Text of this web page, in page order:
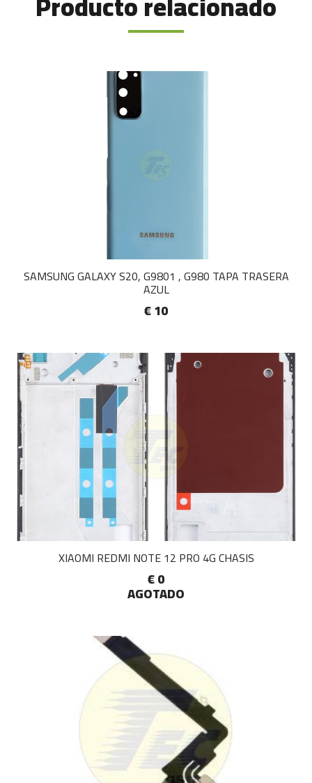
SAMSUNG GALAXY S20, G9801 , G980 TAPA TRASERA
AZUL
€ 10
XIAOMI REDMI NOTE 12 PRO 4G CHASIS
€ 0
AGOTADO